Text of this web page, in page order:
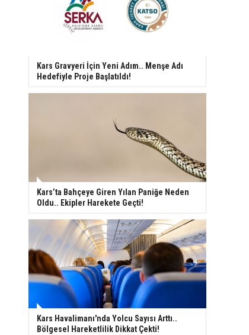
Kars Gravyeri İçin Yeni Adım.. Menşe Adı
Hedefiyle Proje Başlatıldı!
Kars’ta Bahçeye Giren Yılan Paniğe Neden
Oldu.. Ekipler Harekete Geçti!
Kars Havalimanı'nda Yolcu Sayısı Arttı..
Bölgesel Hareketlilik Dikkat Çekti!